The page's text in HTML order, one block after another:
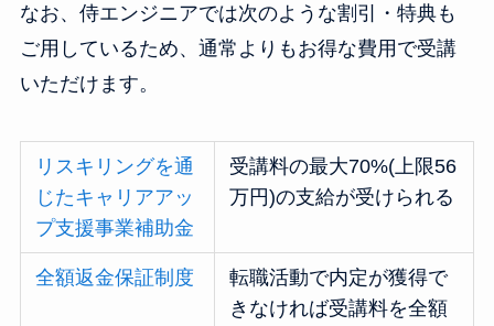
なお、侍エンジニアでは次のような割引・特典も
ご用しているため、通常よりもお得な費用で受講
いただけます。
リスキリングを通
じたキャリアアッ
プ支援事業補助金
受講料の最大70%(上限56
万円)の支給が受けられる
全額返金保証制度
転職活動で内定が獲得で
きなければ受講料を全額